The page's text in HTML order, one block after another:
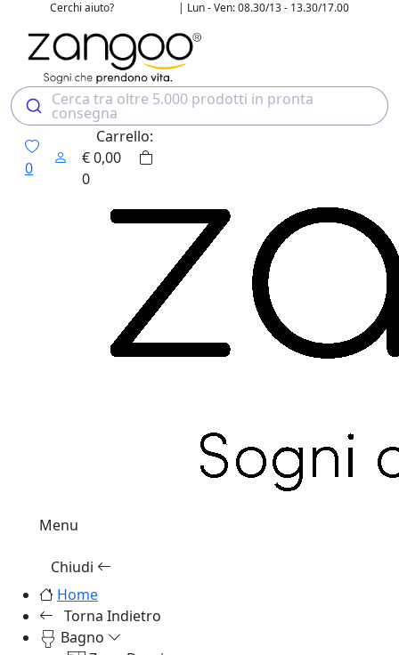
Cerchi aiuto? | Lun - Ven: 08.30/13 - 13.30/17.00
Cerca tra oltre 5.000 prodotti in pronta
consegna
0
Carrello:
€0,00
0
Menu
Chiudi
Home
Torna Indietro
Bagno